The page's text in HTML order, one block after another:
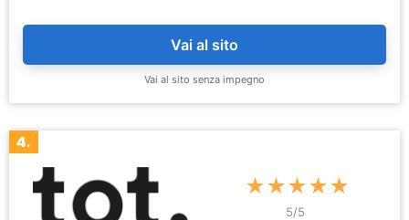
Vai al sito
Vai al sito senza impegno
4.
★★★★★
5/5